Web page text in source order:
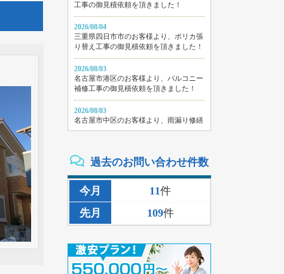
工事の御見積依頼を頂きました！
2026/08/04
三重県四日市市のお客様より、ポリカ張
り替え工事の御見積依頼を頂きました！
2026/08/03
名古屋市港区のお客様より、バルコニー
補修工事の御見積依頼を頂きました！
2026/08/03
名古屋市中区のお客様より、雨漏り修繕
工事の御見積依頼を頂きました！
三重県いなべ市のお客様より、外壁その
頂きました！
2026/08/02
名古屋市名東区のお客様より、雨漏り補
修工事の御見積依頼を頂きました！
2026/08/01
名古屋市千種区のお客様より、外壁その
他塗装工事の御見積依頼を頂きました！
過去のお問い合わせ件数
今月 11件
先月
109件